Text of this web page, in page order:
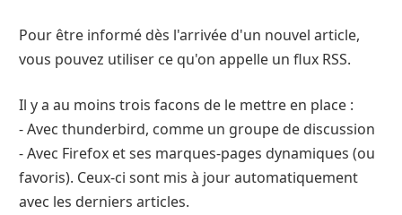
Pour être informé dès l'arrivée d'un nouvel article,
vous pouvez utiliser ce qu'on appelle un flux RSS.
Il y a au moins trois facons de le mettre en place :
- Avec thunderbird, comme un groupe de discussion
- Avec Firefox et ses marques-pages dynamiques (ou
favoris). Ceux-ci sont mis à jour automatiquement
avec les derniers articles.